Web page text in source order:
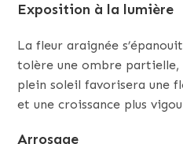
Exposition à la lumière
La fleur araignée
tolère une ombre partielle,
plein soleil favorisera une
et une croissance plus
Arrosage